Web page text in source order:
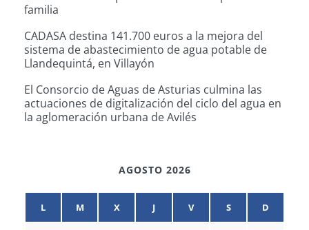
familia
CADASA destina 141.700 euros a la mejora del
sistema de abastecimiento de agua potable de
Llandequintá, en Villayón
El Consorcio de Aguas de Asturias culmina las
actuaciones de digitalización del ciclo del agua en
la aglomeración urbana de Avilés
AGOSTO 2026
L M X J V S D